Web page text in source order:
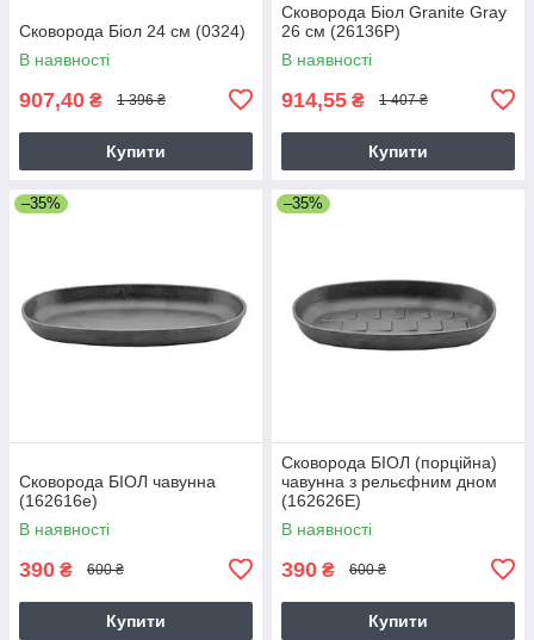
Сковорода Біол 24 см (0324)
В наявності
907,40 ₴ 1 396 ₴
Купити
Сковорода Біол Granite Gray
26 см (26136Р)
В наявності
914,55 ₴ 1 407 ₴
Купити
–35%
Сковорода БІОЛ чавунна
(162616e)
В наявності
390 ₴ 600 ₴
Купити
–35%
Сковорода БІОЛ (порційна)
чавунна з рельєфним дном
(162626E)
В наявності
390 ₴ 600 ₴
Купити